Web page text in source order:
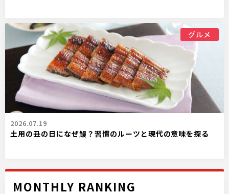
グルメ
2026.07.19
土用の丑の日になぜ鰻？習慣のルーツと現代の意味を探る
MONTHLY RANKING